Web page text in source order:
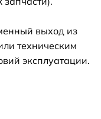
выход из
техническим
эксплуатации.